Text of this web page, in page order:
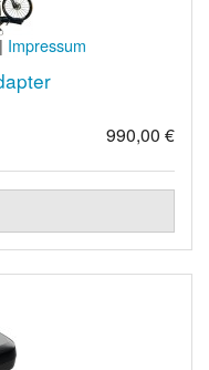
990,00 €
| Impressum